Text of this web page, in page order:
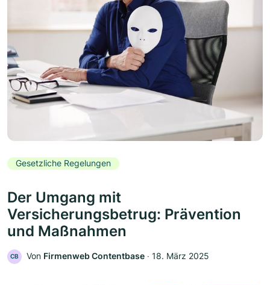
Gesetzliche Regelungen
Der Umgang mit
Versicherungsbetrug: Prävention
und Maßnahmen
CB Von Firmenweb Contentbase ‧ 18. März 2025